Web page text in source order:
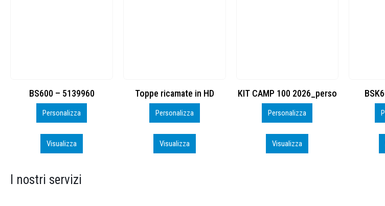
Toppe ricamate in HD
Personalizza
Visualizza
KIT CAMP 100 2026_perso
Personalizza
Visualizza
BSK600 – 5139960
Personalizza
Visualizza
I nostri servizi